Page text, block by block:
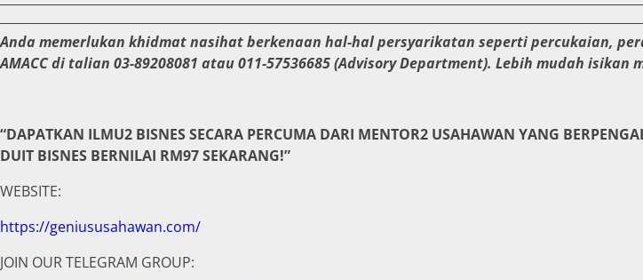
Anda memerlukan khidmat nasihat berkenaan hal-hal persyarikatan seperti percukaian,
AMACC di talian 03-89208081 atau 011-57536685 (Advisory Department). Lebih mudah isikan
“DAPATKAN ILMU2 BISNES SECARA PERCUMA DARI MENTOR2 USAHAWAN YANG
DUIT BISNES BERNILAI RM97 SEKARANG!”
WEBSITE:
https://geniususahawan.com/
JOIN OUR TELEGRAM GROUP: